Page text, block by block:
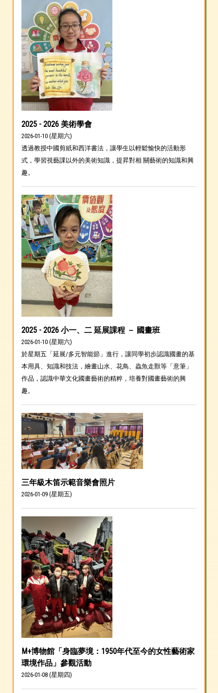
2025 - 2026 美術學會
2026-01-10 (星期六)
透過教授中國剪紙和西洋書法，讓學生以輕鬆愉快的活動形
式，學習視藝課以外的美術知識，提昇對相 關藝術的知識和興
趣。
2025 - 2026 小一、二 延展課程 － 國畫班
2026-01-10 (星期六)
於星期五「延展/多元智能節」進行，讓同學初步認識國畫的基
本用具、知識和技法，繪畫山水、花鳥、蟲魚走獸等「意筆」
作品，認識中華文化國畫藝術的精粹，培養對國畫藝術的興
趣。
三年級木笛示範音樂會照片
2026-01-09 (星期五)
M+博物館「身臨夢境：1950年代至今的女性藝術家
環境作品」參觀活動
2026-01-08 (星期四)